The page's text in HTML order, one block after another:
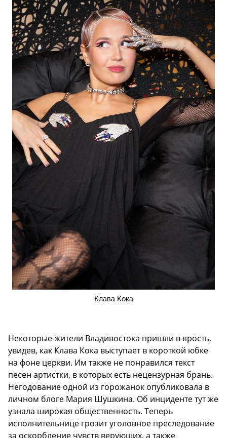
Клава Кока
Некоторые жители Владивостока пришли в ярость,
увидев, как Клава Кока выступает в короткой юбке
на фоне церкви. Им также не понравился текст
песен артистки, в которых есть нецензурная брань.
Негодование одной из горожанок опубликовала в
личном блоге Мария Шушкина. Об инциденте тут же
узнала широкая общественность. Теперь
исполнительнице грозит уголовное преследование
за оскорбление чувств верующих, а также